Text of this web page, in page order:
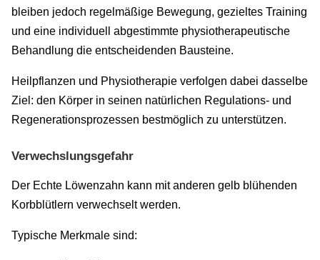
bleiben jedoch regelmäßige Bewegung, gezieltes Training
und eine individuell abgestimmte physiotherapeutische
Behandlung die entscheidenden Bausteine.
Heilpflanzen und Physiotherapie verfolgen dabei dasselbe
Ziel: den Körper in seinen natürlichen Regulations- und
Regenerationsprozessen bestmöglich zu unterstützen.
Verwechslungsgefahr
Der Echte Löwenzahn kann mit anderen gelb blühenden
Korbblütlern verwechselt werden.
Typische Merkmale sind: